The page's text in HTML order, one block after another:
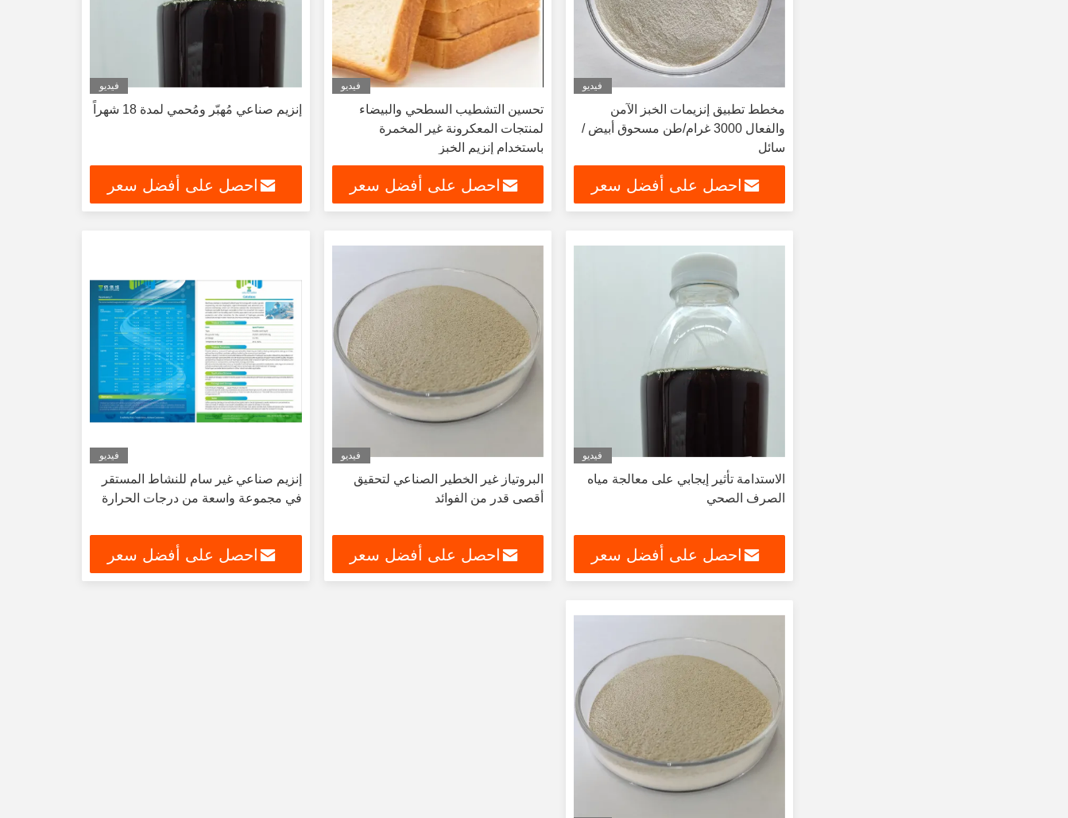
فيديو
مخطط تطبيق إنزيمات الخبز الآمن
والفعال 3000 غرام/طن مسحوق أبيض /
سائل
احصل على أفضل سعر
فيديو
تحسين التشطيب السطحي والبيضاء
لمنتجات المعكرونة غير المخمرة
باستخدام إنزيم الخبز
احصل على أفضل سعر
فيديو
إنزيم صناعي مُهبّر ومُحمي لمدة 18 شهراً
احصل على أفضل سعر
فيديو
الاستدامة تأثير إيجابي على معالجة مياه
الصرف الصحي
احصل على أفضل سعر
فيديو
البروتياز غير الخطير الصناعي لتحقيق
أقصى قدر من الفوائد
احصل على أفضل سعر
فيديو
إنزيم صناعي غير سام للنشاط المستقر
في مجموعة واسعة من درجات الحرارة
احصل على أفضل سعر